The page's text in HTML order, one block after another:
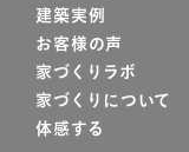
建築実例
お客様の声
家づくりラボ
家づくりについて
体感する